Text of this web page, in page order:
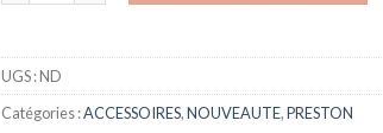
UGS :ND
Catégories :ACCESSOIRES,NOUVEAUTE,PRESTON